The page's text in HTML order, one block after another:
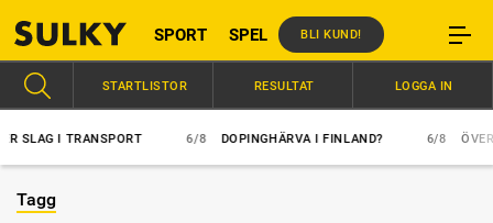
SPORT SPEL BLI KUND!
I TRANSPORT DOPINGHÄRVA I FINLAND?
STARTLISTOR RESULTAT LOGGA IN
Tagg